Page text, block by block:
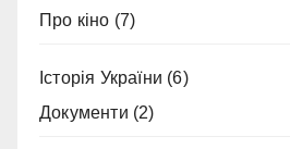
Про кіно (7)
Історія України (6)
Документи (2)